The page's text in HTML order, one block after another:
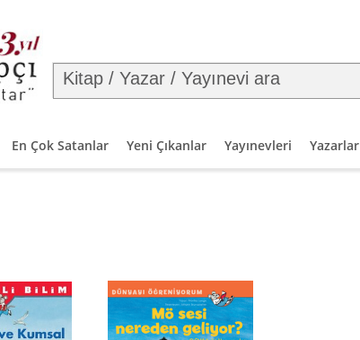
En Çok Satanlar Yeni Çıkanlar Yayınevleri Yazarlar